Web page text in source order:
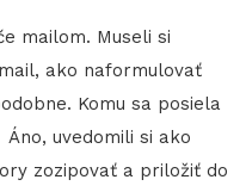
mailom. Museli si
ako naformulovať
Komu sa posiela
uvedomili si ako
zozipovať a priložiť do